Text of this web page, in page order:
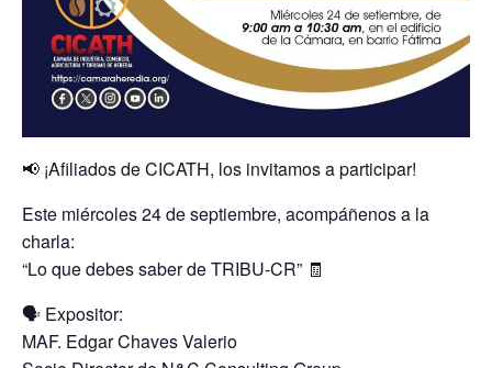
📢 ¡Afiliados de CICATH, los invitamos a participar!
Este miércoles 24 de septiembre, acompáñenos a la
charla:
“Lo que debes saber de TRIBU-CR” 🧾
🗣 Expositor:
MAF. Edgar Chaves Valerio